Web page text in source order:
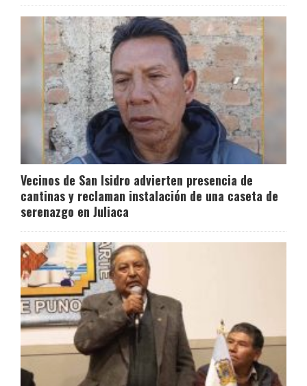
Vecinos de San Isidro advierten presencia de
cantinas y reclaman instalación de una caseta de
serenazgo en Juliaca